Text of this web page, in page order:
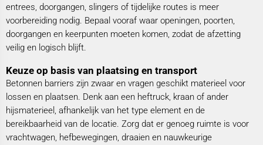
entrees, doorgangen, slingers of tijdelijke routes is meer
voorbereiding nodig. Bepaal vooraf waar openingen, poorten,
doorgangen en keerpunten moeten komen, zodat de afzetting
veilig en logisch blijft.
Keuze op basis van plaatsing en transport
Betonnen barriers zijn zwaar en vragen geschikt materieel voor
lossen en plaatsen. Denk aan een heftruck, kraan of ander
hijsmaterieel, afhankelijk van het type element en de
bereikbaarheid van de locatie. Zorg dat er genoeg ruimte is voor
vrachtwagen, hefbewegingen, draaien en nauwkeurige